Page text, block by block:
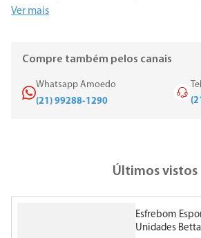
Ver mais
Compre também pelos canais
Whatsapp Amoedo
(21) 99288-1290
Últimos vistos
Esfrebom
Unidades